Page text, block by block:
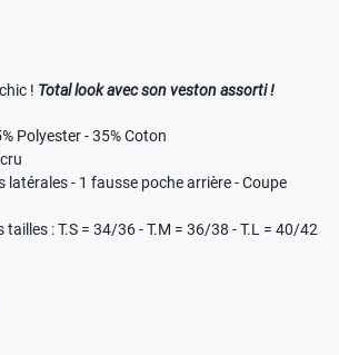
! Total look avec sonveston assorti !
Polyester - 35% Coton
latérales - 1 fausse poche arrière - Coupe
tailles : T.S = 34/36 - T.M = 36/38 - T.L = 40/42